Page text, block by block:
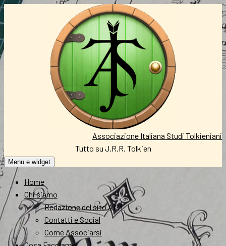
Vai
al
Associazione Italiana Studi Tolkieniani
Tutto su J.R.R. Tolkien
Menu e widget
Home
Chi siamo
Redazione del sito AIST
Contatti e Social
Come Associarsi